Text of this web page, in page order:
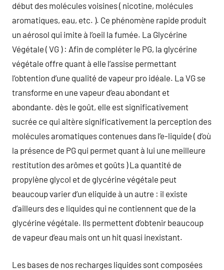
début des molécules voisines ( nicotine, molécules
aromatiques, eau, etc. ). Ce phénomène rapide produit
un aérosol qui imite à l’oeil la fumée. La Glycérine
Végétale ( VG ) : Afin de compléter le PG, la glycérine
végétale offre quant à elle l’assise permettant
l’obtention d’une qualité de vapeur pro idéale. La VG se
transforme en une vapeur d’eau abondant et
abondante. dès le goût, elle est significativement
sucrée ce qui altère significativement la perception des
molécules aromatiques contenues dans l’e-liquide ( d’où
la présence de PG qui permet quant à lui une meilleure
restitution des arômes et goûts ) La quantité de
propylène glycol et de glycérine végétale peut
beaucoup varier d’un eliquide à un autre : il existe
d’ailleurs des e liquides qui ne contiennent que de la
glycérine végétale. Ils permettent d’obtenir beaucoup
de vapeur d’eau mais ont un hit quasi inexistant.
Les bases de nos recharges liquides sont composées